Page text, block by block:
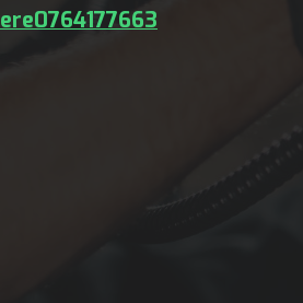
0764177663